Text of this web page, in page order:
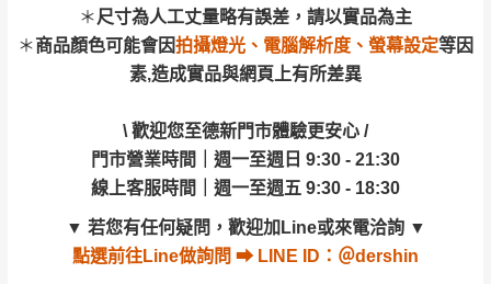
＊尺寸為人工丈量略有誤差，請以實品為主
＊商品顏色可能會因拍攝燈光、電腦解析度、螢幕設定等因
素,造成實品與網頁上有所差異
\ 歡迎您至德新門市體驗更安心 /
門市營業時間｜週一至週日 9:30 - 21:30
線上客服時間｜週一至週五 9:30 - 18:30
▼ 若您有任何疑問，歡迎加Line或來電洽詢▼
點選前往Line做詢問 ⮕ LINE ID：＠dershin
門市營業時間｜週一至週日 9:30 - 21:30
線上客服時間｜週一至週五 9:30 - 18:30
若您有任何疑問，歡迎加Line或來電洽詢
事，而危及運送人員輸送之安全，本司得視狀況延後
或停止運送服務。
百貨公司配送暫無法配合開店前、閉店後時段，並送
遇百貨周年慶期間，恕暫停百貨公司相關運送 》
無回收家具服務，若需回收家俱可聯絡當地請清潔隊
回收,免付費清運專線：0800-085-717
若非商品品質瑕疵問題於鑑賞期內退貨之情
形，我們需酌收退貨運費。
如欲放置營業場所及公開場合之商品則無享
有商品一年保固之服務。
訂單成立時請儘速於三日內完成付款，交易恕不
殺價，商品均已最低價格售出，且在特定時日會給
予折扣，請密切注意。
三日內若未接獲您的匯款或轉帳通知，商品將不